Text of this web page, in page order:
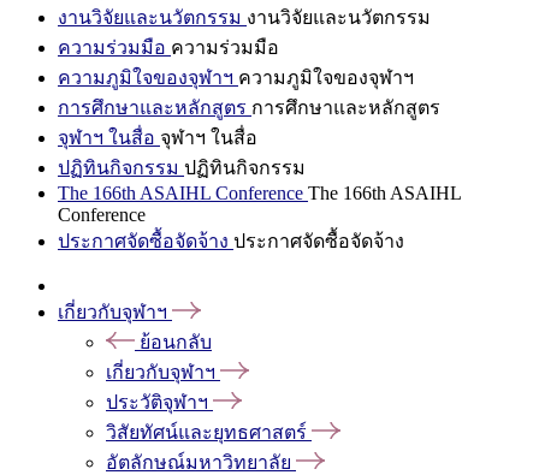
งานวิจัยและนวัตกรรม งานวิจัยและนวัตกรรม
ความร่วมมือ ความร่วมมือ
ความภูมิใจของจุฬาฯ ความภูมิใจของจุฬาฯ
การศึกษาและหลักสูตร การศึกษาและหลักสูตร
จุฬาฯ ในสื่อ จุฬาฯ ในสื่อ
ปฏิทินกิจกรรม ปฏิทินกิจกรรม
The 166th ASAIHL Conference The 166th ASAIHL
Conference
ประกาศจัดซื้อจัดจ้าง ประกาศจัดซื้อจัดจ้าง
เกี่ยวกับจุฬาฯ
ย้อนกลับ
เกี่ยวกับจุฬาฯ
ประวัติจุฬาฯ
วิสัยทัศน์และยุทธศาสตร์
อัตลักษณ์มหาวิทยาลัย